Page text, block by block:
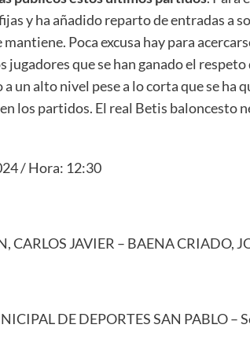
y ha añadido reparto de entradas a
Poca excusa hay para
jugadores que se han ganado el
un alto nivel pese a lo corta que se ha
los partidos. El real Betis baloncesto
/ Hora: 12:30
CARLOS JAVIER – BAENA CRIADO,
DE DEPORTES SAN PABLO –